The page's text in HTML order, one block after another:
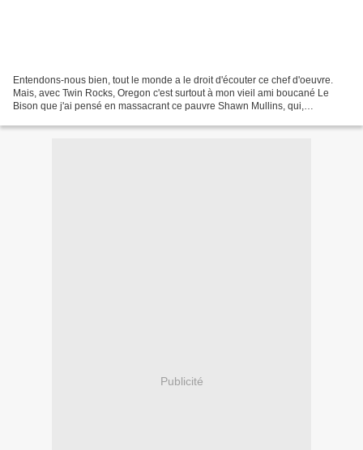
Entendons-nous bien, tout le monde a le droit d'écouter ce chef d'oeuvre.
Mais, avec Twin Rocks, Oregon c'est surtout à mon vieil ami boucané Le
Bison que j'ai pensé en massacrant ce pauvre Shawn Mullins, qui,
Publicité